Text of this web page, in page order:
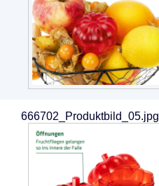
666702_Produktbild_05.jpg